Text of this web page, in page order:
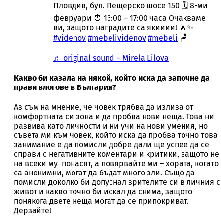
Пловдив, бул. Пещерско шосе 150 🗓️ 8-ми
февруари ⏰ 13:00 – 17:00 часа Очакваме
ви, защото наградите са якииии! 🔥✨
#videnov #mebelividenov #mebeli 🪑
♬ original sound – Mirela Lilova
Какво би казала на някой, който иска да започне да
прави влогове в България?
Аз съм на мнение, че човек трябва да излиза от
комфортната си зона и да пробва нови неща. Това ни
развива като личности и ни учи на нови умения, но
съвета ми към човек, който иска да пробва точно това
занимание е да помисли добре дали ще успее да се
справи с негативните коментари и критики, защото не
на всеки му понасят, а повярвайте ми – хората, когато
са анонимни, могат да бъдат много зли. Също да
помисли доколко би допуснал зрителите си в личния
живот и какво точно би искал да снима, защото
понякога двете неща могат да се припокриват.
Дерзайте!